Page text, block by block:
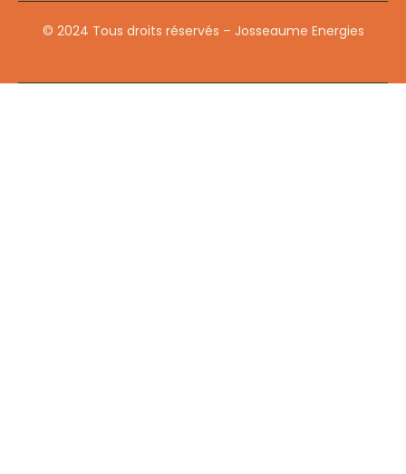
© 2024 Tous droits réservés – Josseaume Energies